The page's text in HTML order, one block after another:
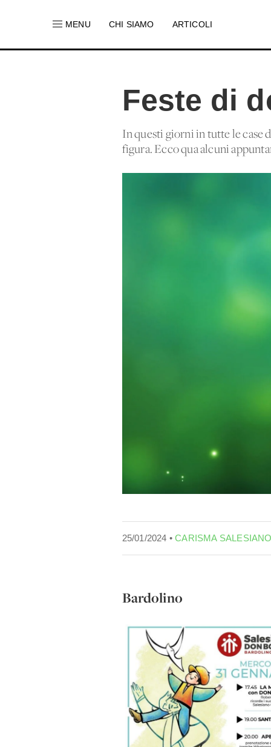
MENU CHI SIAMO ARTICOLI
Feste di
In questi giorni in tutte le case
figura. Ecco qua alcuni
25/01/2024 •CARISMA
Bardolino